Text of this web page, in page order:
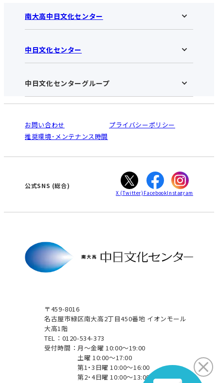
南大高中日文化センター
南大高中日文化センターHOME
お知らせ
アクセス･営業時間
お申し込みの流れ
入会と受講のご案内
中日文化センター
中日文化センターHOME
中日文化センターとは
受講規約・会員特典
ご利用ガイド
オンライン講座受講の手順
WEBサイトのよくある質問
中日文化センターグループ
南大高
犬山
高蔵寺
大垣
津
お問い合わせ
プライバシーポリシー
推奨環境･メンテナンス時間
〒459-8016
名古屋市緑区南大高2丁目450番地 イオンモール
大高1階
TEL：0120-534-373
受付時間： 月～金曜 10:00～19:00
土曜 10:00～17:00
第1・3日曜 10:00～16:00
第2・4日曜 10:00～13:00
公式SNS (総合)
X (Twitter) FacebookInstagram